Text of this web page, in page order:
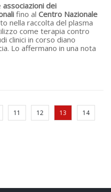
associazioni dei
fino al Centro Nazionale
nella raccolta del plasma
come terapia contro
clinici in corso diano
Lo affermano in una nota
11 12 13 14